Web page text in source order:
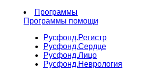
Программы
Программы помощи
Русфонд.Регистр
Русфонд.Сердце
Русфонд.Лицо
Русфонд.Неврология